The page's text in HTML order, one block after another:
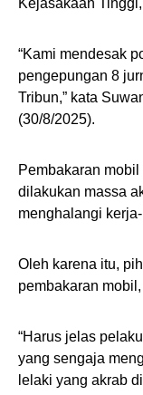
Kejasakaan
“Kami mendesak
pengepungan 8
Tribun,” kata
(30/8/2025).
Pembakaran
dilakukan massa
menghalangi
Oleh karena itu,
pembakaran
“Harus jelas
yang sengaja
lelaki yang akrab